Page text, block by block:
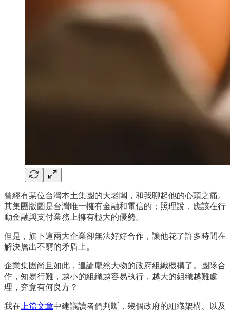
曾經有某位台灣本土集團的大老闆，和我聊起他的心頭之痛。
其集團版圖是台灣唯一擁有金融和電信的；照理說，應該在行
動金融與支付業務上擁有極大的優勢。
但是，旗下這兩大企業卻無法好好合作，讓他花了許多時間在
解決層出不窮的矛盾上。
企業集團尚且如此，遑論龐然大物的政府組織機構了。團隊合
作，知易行難，越小的組織越容易執行，越大的組織越難處
理，究竟有何良方？
我在 上篇文章中建議讀者們判斷，幾個政府的組織架構、以及